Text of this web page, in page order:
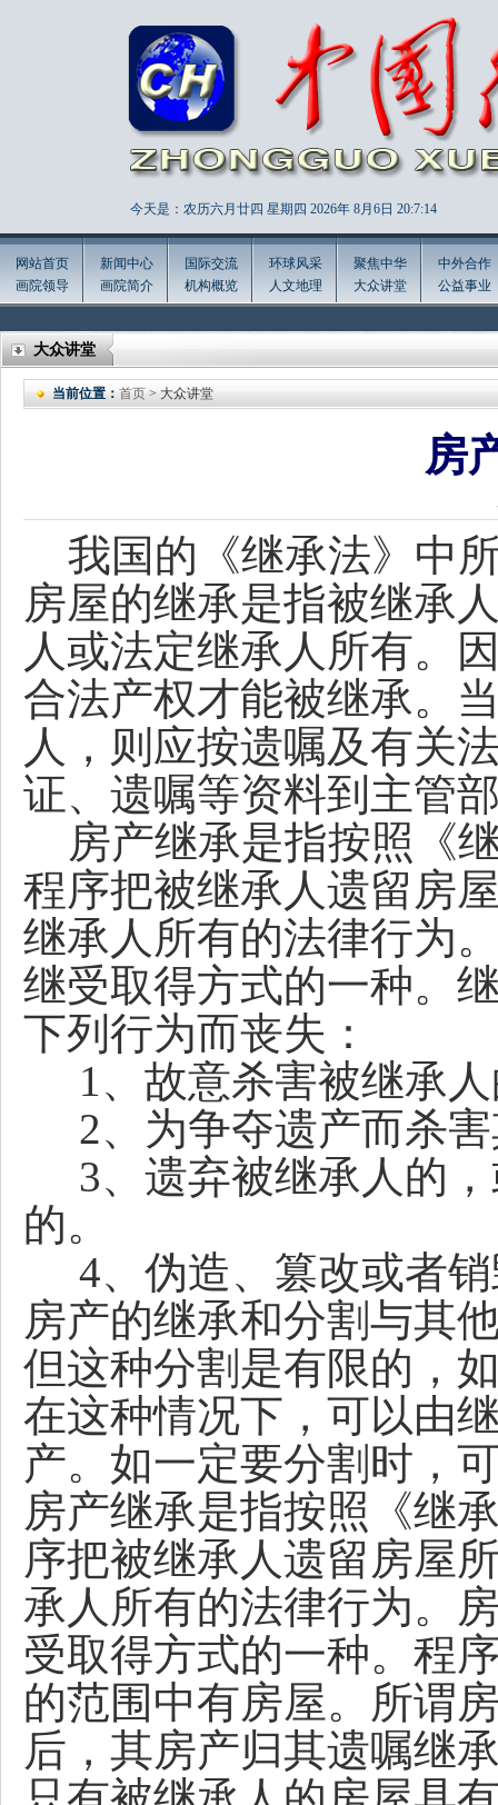
今天是：农历六月廿四 星期四 2026年 8月6日 20:7:16
网站首页
画院领导
新闻中心
画院简介
国际交流
机构概览
环球风采
人文地理
聚焦中华
大众讲堂
中外合作
公益事业
大众讲堂
当前位置： 首页 > 大众讲堂
房
我国的《继承法》中
房屋的继承是指被继承
人或法定继承人所有。
合法产权才能被继承。
人，则应按遗嘱及有关
证、遗嘱等资料到主管
房产继承是指按照《
程序把被继承人遗留房
继承人所有的法律行为
继受取得方式的一种。
下列行为而丧失：
1、故意杀害被继承人
2、为争夺遗产而杀害
3、遗弃被继承人的，
的。
4、伪造、篡改或者销
房产的继承和分割与其
但这种分割是有限的，
在这种情况下，可以由
产。如一定要分割时，
房产继承是指按照《继
序把被继承人遗留房屋
承人所有的法律行为。
受取得方式的一种。程
的范围中有房屋。所谓
后，其房产归其遗嘱继